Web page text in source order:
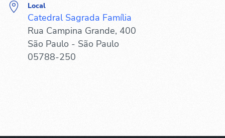
Local
Catedral Sagrada Família
Rua Campina Grande, 400
São Paulo - São Paulo
05788-250